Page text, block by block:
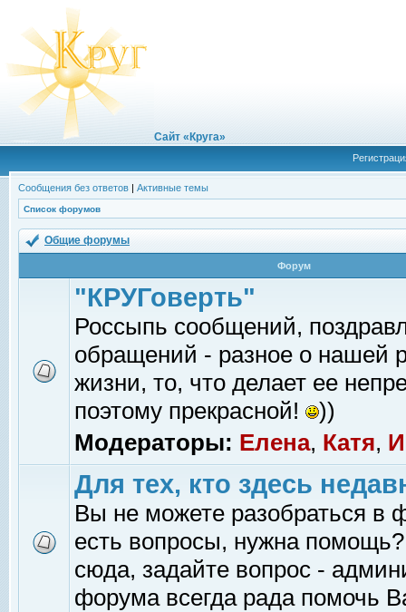
Сайт «Круга»
Сообщения без ответов | Активные темы
Список форумов
Общие форумы
Форум
"КРУГоверть"
Россыпь сообщений,
обращений - разное о нашей
жизни, то, что делает ее
поэтому прекрасной!
))
Модераторы: Елена, Катя,
Для тех, кто здесь
Вы не можете разобраться в
есть вопросы, нужна помощь?
сюда, задайте вопрос -
форума всегда рада помочь